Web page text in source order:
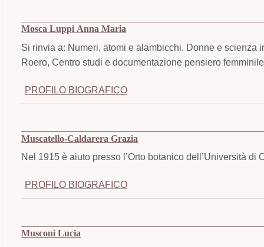
Mosca Luppi Anna Maria
Si rinvia a: Numeri, atomi e alambicchi. Donne e scienza
Roero, Centro studi e documentazione pensiero
PROFILO BIOGRAFICO
Muscatello-Caldarera Grazia
Nel 1915 è aiuto presso l’Orto botanico dell’Università
PROFILO BIOGRAFICO
Musconi Lucia